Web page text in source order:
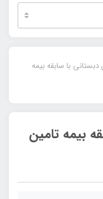
با سابقه بیمه
بیمه تامین